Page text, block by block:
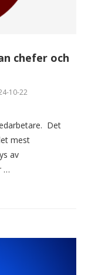
chefer och
10-22
Det
mest
av
…